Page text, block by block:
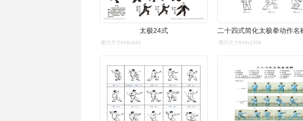
太极24式
图片尺寸658x633 图片尺寸959x1356